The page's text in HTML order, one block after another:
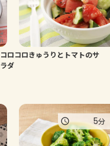
コロコロきゅうりとトマトのサ
ラダ
5分